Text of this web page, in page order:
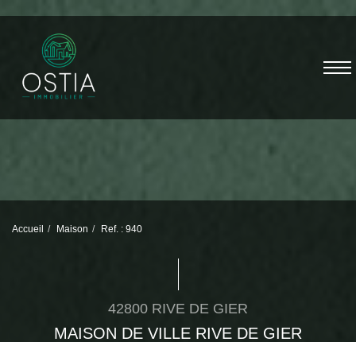
Accueil Maison Ref. : 940
42800 RIVE DE GIER
MAISON DE VILLE RIVE DE GIER